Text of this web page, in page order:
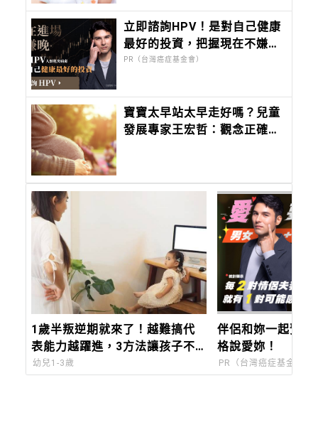
立即諮詢HPV！是對自己健康
最好的投資，把握現在不嫌
晚！
PR（台灣癌症基金會）
寶寶太早站太早走好嗎？兒童
發展專家王宏哲：觀念正確才
1歲半叛逆期就來了！越難搞代
表能力越躍進，3方法讓孩子不
生氣，別在哭鬧時說教
幼兒1-3歲
伴侶和妳一起預防
格說愛妳！
PR（台灣癌症基金會）